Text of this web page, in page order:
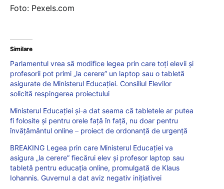
Foto: Pexels.com
Similare
Parlamentul vrea să modifice legea prin care toți elevii și
profesorii pot primi „la cerere” un laptop sau o tabletă
asigurate de Ministerul Educației. Consiliul Elevilor
solicită respingerea proiectului
Ministerul Educației și-a dat seama că tabletele ar putea
fi folosite și pentru orele față în față, nu doar pentru
învățământul online – proiect de ordonanță de urgență
BREAKING Legea prin care Ministerul Educației va
asigura „la cerere” fiecărui elev și profesor laptop sau
tabletă pentru educația online, promulgată de Klaus
Iohannis. Guvernul a dat aviz negativ inițiativei